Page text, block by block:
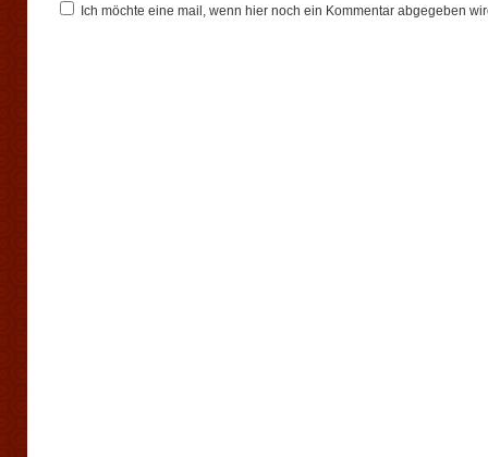
Ich möchte eine mail, wenn hier noch ein Kommentar abgegeben